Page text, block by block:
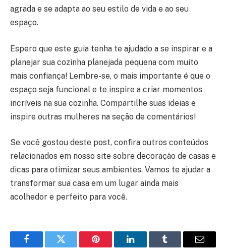
agrada e se adapta ao seu estilo de vida e ao seu
espaço.
Espero que este guia tenha te ajudado a se inspirar e a
planejar sua cozinha planejada pequena com muito
mais confiança! Lembre-se, o mais importante é que o
espaço seja funcional e te inspire a criar momentos
incríveis na sua cozinha. Compartilhe suas ideias e
inspire outras mulheres na seção de comentários!
Se você gostou deste post, confira outros conteúdos
relacionados em nosso site sobre decoração de casas e
dicas para otimizar seus ambientes. Vamos te ajudar a
transformar sua casa em um lugar ainda mais
acolhedor e perfeito para você.
FacebookTwitter Pinterest LinkedInTumblr Email